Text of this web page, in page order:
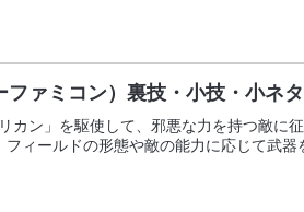
ファミコン）裏技・小技・小ネ
カン」を駆使して、邪悪な力を持つ敵に
ィールドの形態や敵の能力に応じて武